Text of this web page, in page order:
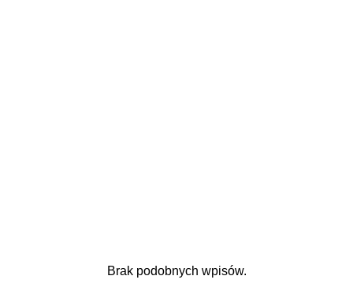
Brak podobnych wpisów.